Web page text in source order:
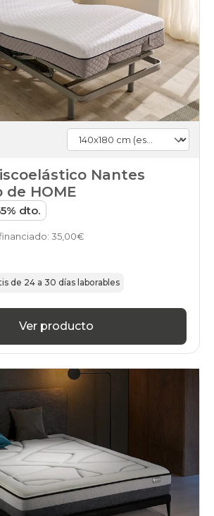
Nantes
HOME
dto.
35,00€
de 24 a 30 días laborables
Ver producto